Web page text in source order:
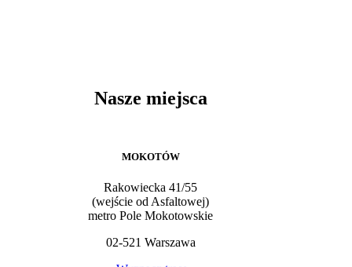
Nasze miejsca
MOKOTÓW
Rakowiecka 41/55
(wejście od Asfaltowej)
metro Pole Mokotowskie
02-521 Warszawa